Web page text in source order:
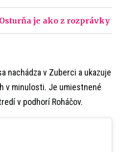
je ako z rozprávky
nachádza v Zuberci a ukazuje
v minulosti. Je umiestnené
v podhorí Roháčov.